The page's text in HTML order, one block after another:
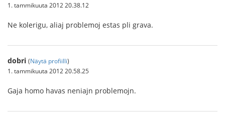
1. tammikuuta 2012 20.38.12
Ne kolerigu, aliaj problemoj estas pli grava.
dobri (Näytä profiilli)
1. tammikuuta 2012 20.58.25
Gaja homo havas neniajn problemojn.